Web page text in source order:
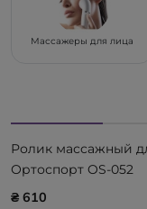
Массажеры для лица
Ролик массажный
Ортоспорт OS-052
Ortosport
₴ 610